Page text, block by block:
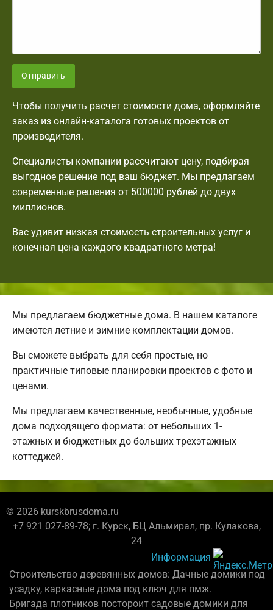
Отправить
Чтобы получить расчет стоимости дома, оформляйте
заказ из онлайн-каталога готовых проектов от
производителя.
Специалисты компании рассчитают цену, подбирая
выгодное решение под ваш бюджет. Мы предлагаем
современные решения от 500000 рублей до двух
миллионов.
Вас удивит низкая стоимость строительных услуг и
конечная цена каждого квадратного метра!
Мы предлагаем бюджетные дома. В нашем каталоге
имеются летние и зимние комплектации домов.
Вы сможете выбрать для себя простые, но
практичные типовые планировки проектов с фото и
ценами.
Мы предлагаем качественные, необычные, удобные
дома подходящего формата: от небольших 1-
этажных и бюджетных до больших трехэтажных
коттеджей.
© 2026 kurskbrusdoma.ru
+7 921 027-89-78; г. Курск, БЦ Альмирал, пр. Кулакова,
24
Информация
Строительство деревянных домов: Дачные домики под
усадку, каркасные дома под ключ для пмж.
Бригада плотников постороит садовые домики для